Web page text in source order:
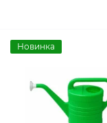
Новинка